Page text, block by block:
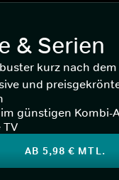
& Serien
kurz nach dem
und
günstigen Kombi-
TV
AB 5,98 € MTL.